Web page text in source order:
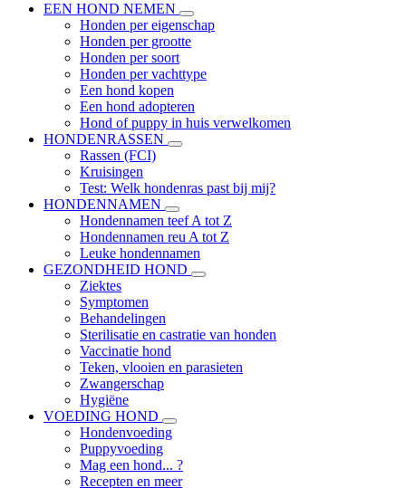
EEN HOND NEMEN
Honden per eigenschap
Honden per grootte
Honden per soort
Honden per vachttype
Een hond kopen
Een hond adopteren
Hond of puppy in huis verwelkomen
HONDENRASSEN
Rassen (FCI)
Kruisingen
Test: Welk hondenras past bij mij?
HONDENNAMEN
Hondennamen teef A tot Z
Hondennamen reu A tot Z
Leuke hondennamen
GEZONDHEID HOND
Ziektes
Symptomen
Behandelingen
Sterilisatie en castratie van honden
Vaccinatie hond
Teken, vlooien en parasieten
Zwangerschap
Hygiëne
VOEDING HOND
Hondenvoeding
Puppyvoeding
Mag een hond... ?
Recepten en meer